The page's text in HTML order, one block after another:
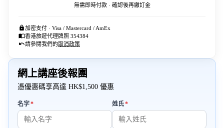
無需即時付款 · 確認後再繳訂金
加密支付 · Visa / Mastercard / AmEx
香港旅遊代理牌照 354384
請參閱我們的取消政策
網上講座後報團
憑優惠碼享高達 HK$1,500 優惠
名字*必填 姓氏*必填